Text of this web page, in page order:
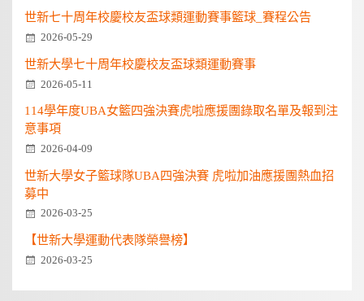
世新七十周年校慶校友盃球類運動賽事籃球_賽程公告
2026-05-29
世新大學七十周年校慶校友盃球類運動賽事
2026-05-11
114學年度UBA女籃四強決賽虎啦應援團錄取名單及報到注
意事項
2026-04-09
世新大學女子籃球隊UBA四強決賽 虎啦加油應援團熱血招
募中
2026-03-25
【世新大學運動代表隊榮譽榜】
2026-03-25